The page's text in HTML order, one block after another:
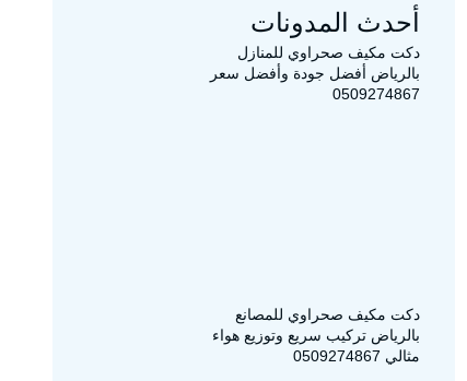
أحدث المدونات
دكت مكيف صحراوي للمنازل
بالرياض أفضل جودة وأفضل سعر
0509274867
دكت مكيف صحراوي للمصانع
بالرياض تركيب سريع وتوزيع هواء
مثالي 0509274867